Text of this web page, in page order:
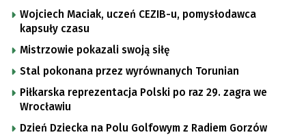
Wojciech Maciak, uczeń CEZIB-u, pomysłodawca
kapsuły czasu
Mistrzowie pokazali swoją siłę
Stal pokonana przez wyrównanych Torunian
Piłkarska reprezentacja Polski po raz 29. zagra we
Wrocławiu
Dzień Dziecka na Polu Golfowym z Radiem Gorzów